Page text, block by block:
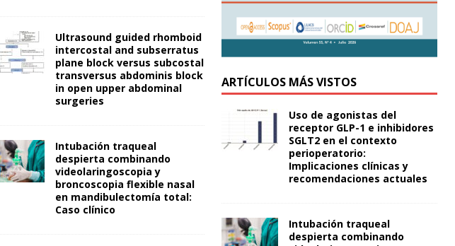
Ultrasound guided rhomboid
intercostal and subserratus
plane block versus subcostal
transversus abdominis block
in open upper abdominal
surgeries
Intubación traqueal
despierta combinando
videolaringoscopia y
broncoscopia flexible nasal
en mandibulectomía total:
Caso clínico
ARTÍCULOS MÁS VISTOS
Uso de agonistas del
receptor GLP-1 e inhibidores
SGLT2 en el contexto
perioperatorio:
Implicaciones clínicas y
recomendaciones actuales
Intubación traqueal
despierta combinando